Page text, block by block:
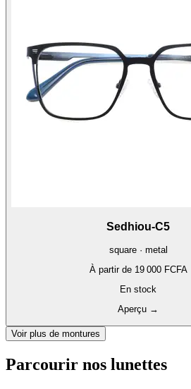
Sedhiou-C5
square · metal
À partir de 19 000 FCFA
En stock
Aperçu →
Voir plus de montures
Parcourir nos lunettes